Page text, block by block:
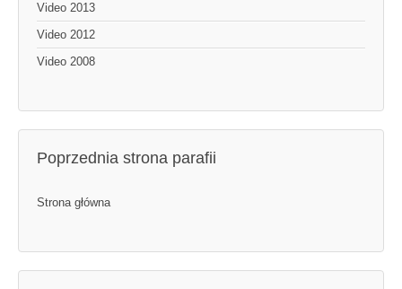
Video 2013
Video 2012
Video 2008
Poprzednia strona parafii
Strona główna